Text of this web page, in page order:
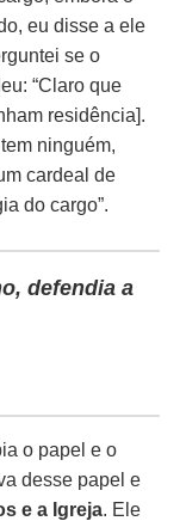
eu disse a ele
se o
“Claro que
residência].
ninguém,
cardeal de
do cargo”.
defendia a
o papel e o
desse papel e
e a Igreja. Ele